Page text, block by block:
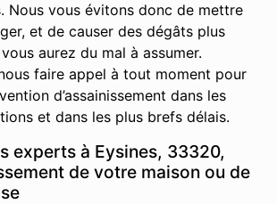
Nous vous évitons donc de mettre
et de causer des dégâts plus
aurez du mal à assumer.
faire appel à tout moment pour
d’assainissement dans les
et dans les plus brefs délais.
experts à Eysines, 33320,
de votre maison ou de